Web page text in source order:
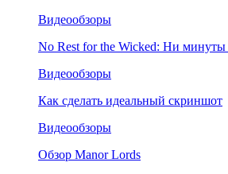
Видеообзоры
No Rest for the Wicked: Ни минуты
Видеообзоры
Как сделать идеальный скриншот
Видеообзоры
Обзор Manor Lords